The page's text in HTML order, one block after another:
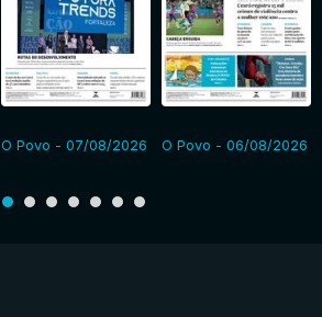
O Povo - 07/08/2026 O Povo - 06/08/2026